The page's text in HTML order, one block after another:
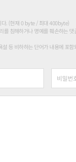
다. (현재 0 byte / 최대 400byte)
를 침해하거나 명예를 훼손하는
설 등 비하하는 단어가 내용에 포